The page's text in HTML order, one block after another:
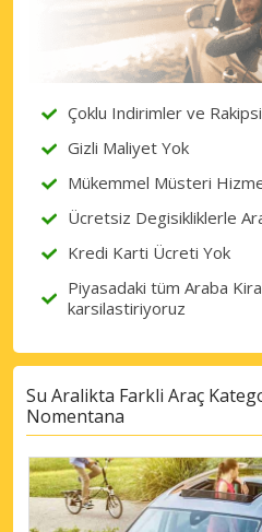
Çoklu Indirimler ve
Gizli Maliyet Yok
Mükemmel Müsteri
Ücretsiz Degisikliklerle
Kredi Karti Ücreti Yok
Piyasadaki tüm Araba
karsilastiriyoruz
Su Aralikta Farkli Araç
Nomentana